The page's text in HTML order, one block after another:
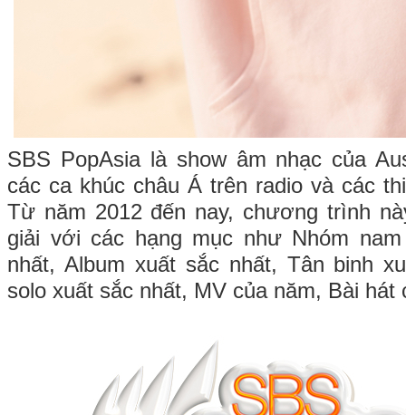
SBS PopAsia là show âm nhạc của
các ca khúc châu Á trên radio và các
Từ năm 2012 đến nay, chương trình
giải với các hạng mục như Nhóm
nhất, Album xuất sắc nhất, Tân binh
solo xuất sắc nhất, MV của năm, Bài hát